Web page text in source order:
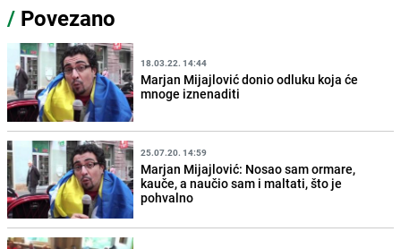
/ Povezano
18.03.22. 14:44
Marjan Mijajlović donio odluku koja će
mnoge iznenaditi
25.07.20. 14:59
Marjan Mijajlović: Nosao sam ormare,
kauče, a naučio sam i maltati, što je
pohvalno